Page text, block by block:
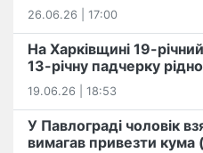
26.06.26 | 17:00
На Харківщині 19-
13-річну падчерку
19.06.26 | 18:53
У Павлограді чоловік
вимагав привезти кума